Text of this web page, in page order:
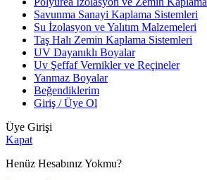
Savunma Sanayi Kaplama Sistemleri
Su İzolasyon ve Yalıtım Malzemeleri
Taş Halı Zemin Kaplama Sistemleri
UV Dayanıklı Boyalar
Uv Şeffaf Vernikler ve Reçineler
Yanmaz Boyalar
Beğendiklerim
Giriş / Üye Ol
Üye Girişi
Kapat
Henüz Hesabınız Yokmu?